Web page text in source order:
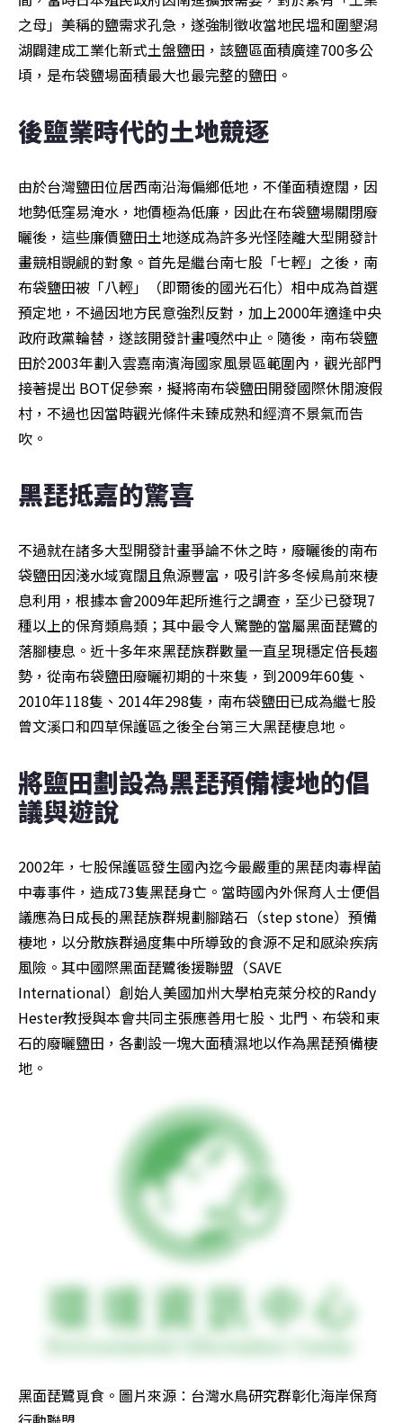
之母」美稱的鹽需求孔急，遂強制徵收當地民塭和圍墾潟
湖闢建成工業化新式土盤鹽田，該鹽區面積廣達700多公
頃，是布袋鹽場面積最大也最完整的鹽田。
後鹽業時代的土地競逐
由於台灣鹽田位居西南沿海偏鄉低地，不僅面積遼闊，因
地勢低窪易淹水，地價極為低廉，因此在布袋鹽場關閉廢
曬後，這些廉價鹽田土地遂成為許多光怪陸離大型開發計
畫競相覬覦的對象。首先是繼台南七股「七輕」之後，南
布袋鹽田被「八輕」（即爾後的國光石化）相中成為首選
預定地，不過因地方民意強烈反對，加上2000年適逢中央
政府政黨輪替，遂該開發計畫嘎然中止。隨後，南布袋鹽
田於2003年劃入雲嘉南濱海國家風景區範圍內，觀光部門
接著提出 BOT促參案，擬將南布袋鹽田開發國際休閒渡假
村，不過也因當時觀光條件未臻成熟和經濟不景氣而告
吹。
黑琵抵嘉的驚喜
不過就在諸多大型開發計畫爭論不休之時，廢曬後的南布
袋鹽田因淺水域寬闊且魚源豐富，吸引許多冬候鳥前來棲
息利用，根據本會2009年起所進行之調查，至少已發現7
種以上的保育類鳥類；其中最令人驚艷的當屬黑面琵鷺的
落腳棲息。近十多年來黑琵族群數量一直呈現穩定倍長趨
勢，從南布袋鹽田廢曬初期的十來隻，到2009年60隻、
2010年118隻、2014年298隻，南布袋鹽田已成為繼七股
曾文溪口和四草保護區之後全台第三大黑琵棲息地。
將鹽田劃設為黑琵預備棲地的倡
議與遊說
2002年，七股保護區發生國內迄今最嚴重的黑琵肉毒桿菌
中毒事件，造成73隻黑琵身亡。當時國內外保育人士便倡
議應為日成長的黑琵族群規劃腳踏石（step stone）預備
棲地，以分散族群過度集中所導致的食源不足和感染疾病
風險。其中國際黑面琵鷺後援聯盟（SAVE
International）創始人美國加州大學柏克萊分校的Randy
Hester教授與本會共同主張應善用七股、北門、布袋和東
石的廢曬鹽田，各劃設一塊大面積濕地以作為黑琵預備棲
地。
黑面琵鷺覓食。圖片來源：台灣水鳥研究群彰化海岸保育